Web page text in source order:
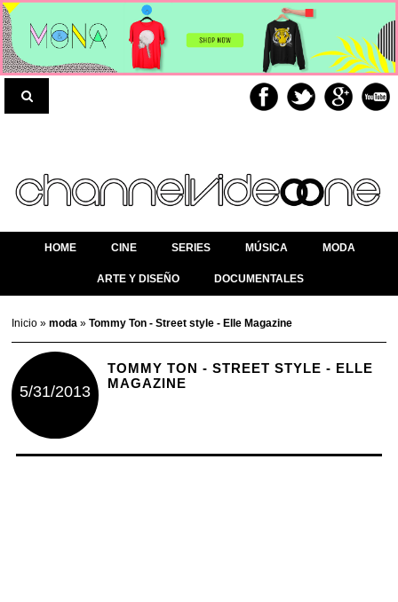
HOME CINE SERIES MÚSICA MODA
ARTE Y DISEÑO DOCUMENTALES
Inicio»moda»Tommy Ton - Street style - Elle Magazine
5/31/2013
TOMMY TON - STREET STYLE - ELLE
MAGAZINE